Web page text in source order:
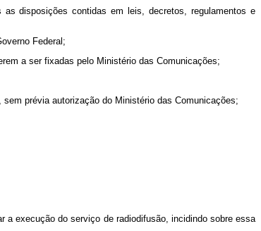
disposições contidas em leis, decretos, regulamentos e
Federal;
a ser fixadas pelo Ministério das Comunicações;
prévia autorização do Ministério das Comunicações;
a execução do serviço de radiodifusão, incidindo sobre essa